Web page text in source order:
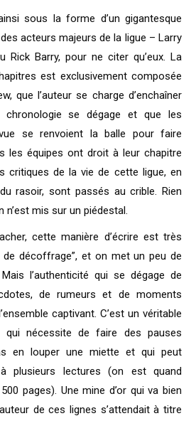
sous la forme d’un gigantesque
acteurs majeurs de la ligue – Larry
Rick Barry, pour ne citer qu’eux. La
est exclusivement composée
que l’auteur se charge d’enchaîner
chronologie se dégage et que les
se renvoient la balle pour faire
les équipes ont droit à leur chapitre
critiques de la vie de cette ligue, en
rasoir, sont passés au crible. Rien
n’est mis sur un piédestal.
cette manière d’écrire est très
de décoffrage”, et on met un peu de
l’authenticité qui se dégage de
de rumeurs et de moments
captivant. C’est un véritable
qui nécessite de faire des pauses
en louper une miette et qui peut
plusieurs lectures (on est quand
pages). Une mine d’or qui va bien
de ces lignes s’attendait à titre